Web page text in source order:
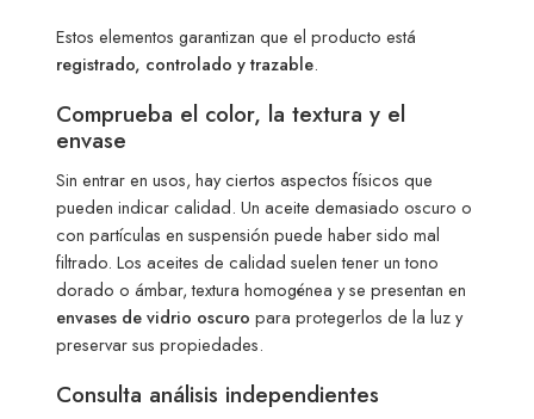
Estos elementos garantizan que el producto está
registrado, controlado y trazable.
Comprueba el color, la textura y el
envase
Sin entrar en usos, hay ciertos aspectos físicos que
pueden indicar calidad. Un aceite demasiado oscuro o
con partículas en suspensión puede haber sido mal
filtrado. Los aceites de calidad suelen tener un tono
dorado o ámbar, textura homogénea y se presentan en
envases de vidrio oscuro para protegerlos de la luz y
preservar sus propiedades.
Consulta análisis independientes